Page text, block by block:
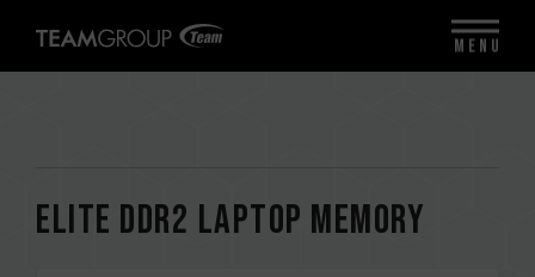
ELITE DDR2 LAPTOP MEMORY
MENU